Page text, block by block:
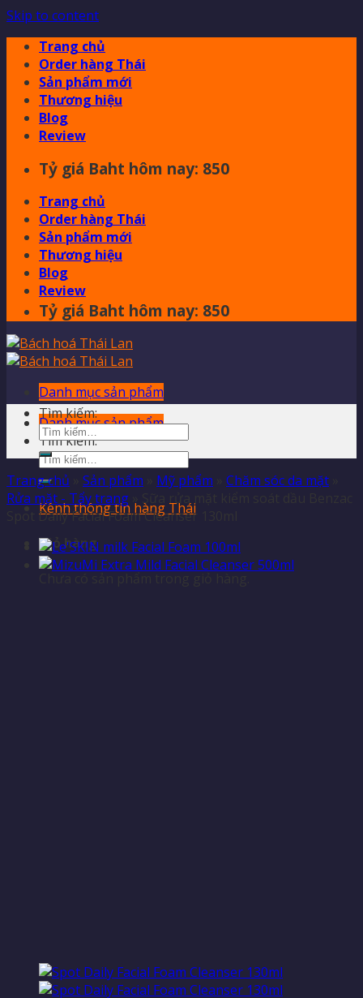
Skip to content
Trang chủ
Order hàng Thái
Sản phẩm mới
Thương hiệu
Blog
Review
Tỷ giá Baht hôm nay: 850
Trang chủ
Order hàng Thái
Sản phẩm mới
Thương hiệu
Blog
Review
Tỷ giá Baht hôm nay: 850
Danh mục sản phẩm
Danh mục sản phẩm
Tìm kiếm:
Kênh thông tin hàng Thái
Giỏ hàng
Tìm kiếm:
Trang chủ Sản phẩm Mỹ phẩm Chăm sóc da mặt
Rửa mặt - Tẩy trang
Spot Daily Facial Foam Cleanser 130ml